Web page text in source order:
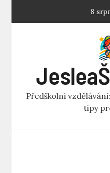
8
Předškolní
tipy